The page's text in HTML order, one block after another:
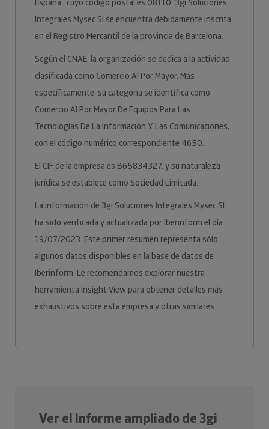
España., cuyo código postal es 08110. 3gi Soluciones
Integrales Mysec Sl se encuentra debidamente inscrita
en el Registro Mercantil de la provincia de Barcelona.
Según el CNAE, la organización se dedica a la actividad
clasificada como Comercio Al Por Mayor. Más
específicamente, su categoría se identifica como
Comercio Al Por Mayor De Equipos Para Las
Tecnologías De La Información Y Las Comunicaciones,
con el código numérico correspondiente 4650.
El CIF de la empresa es B65834327, y su naturaleza
jurídica se establece como Sociedad Limitada.
La información de 3gi Soluciones Integrales Mysec Sl
ha sido verificada y actualizada por Iberinform el día
19/07/2023. Este primer resumen representa sólo
algunos datos disponibles en la base de datos de
Iberinform. Le recomendamos explorar nuestra
herramienta Insight View para obtener detalles más
exhaustivos sobre esta empresa y otras similares.
Ver el Informe ampliado de 3gi